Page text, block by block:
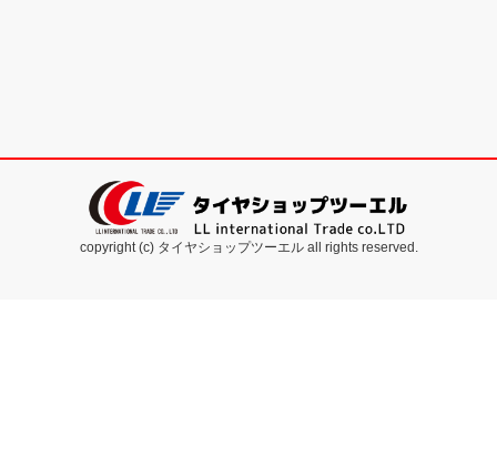
copyright (c) タイヤショップツーエル all rights reserved.